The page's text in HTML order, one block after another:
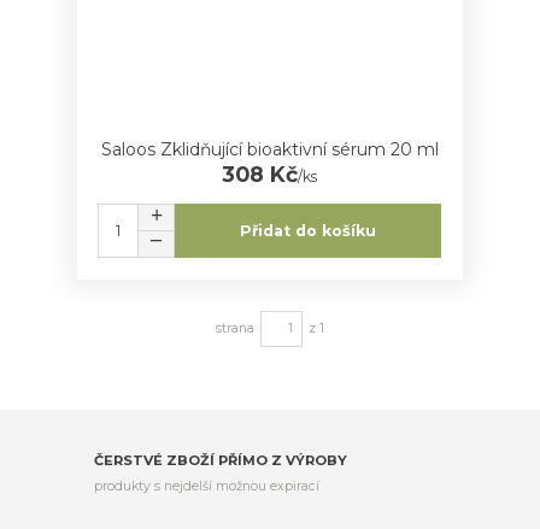
Saloos Zklidňující bioaktivní sérum 20 ml
308 Kč/ks
Přidat do košíku
strana z 1
ČERSTVÉ ZBOŽÍ PŘÍMO Z VÝROBY
produkty s nejdelší možnou expirací